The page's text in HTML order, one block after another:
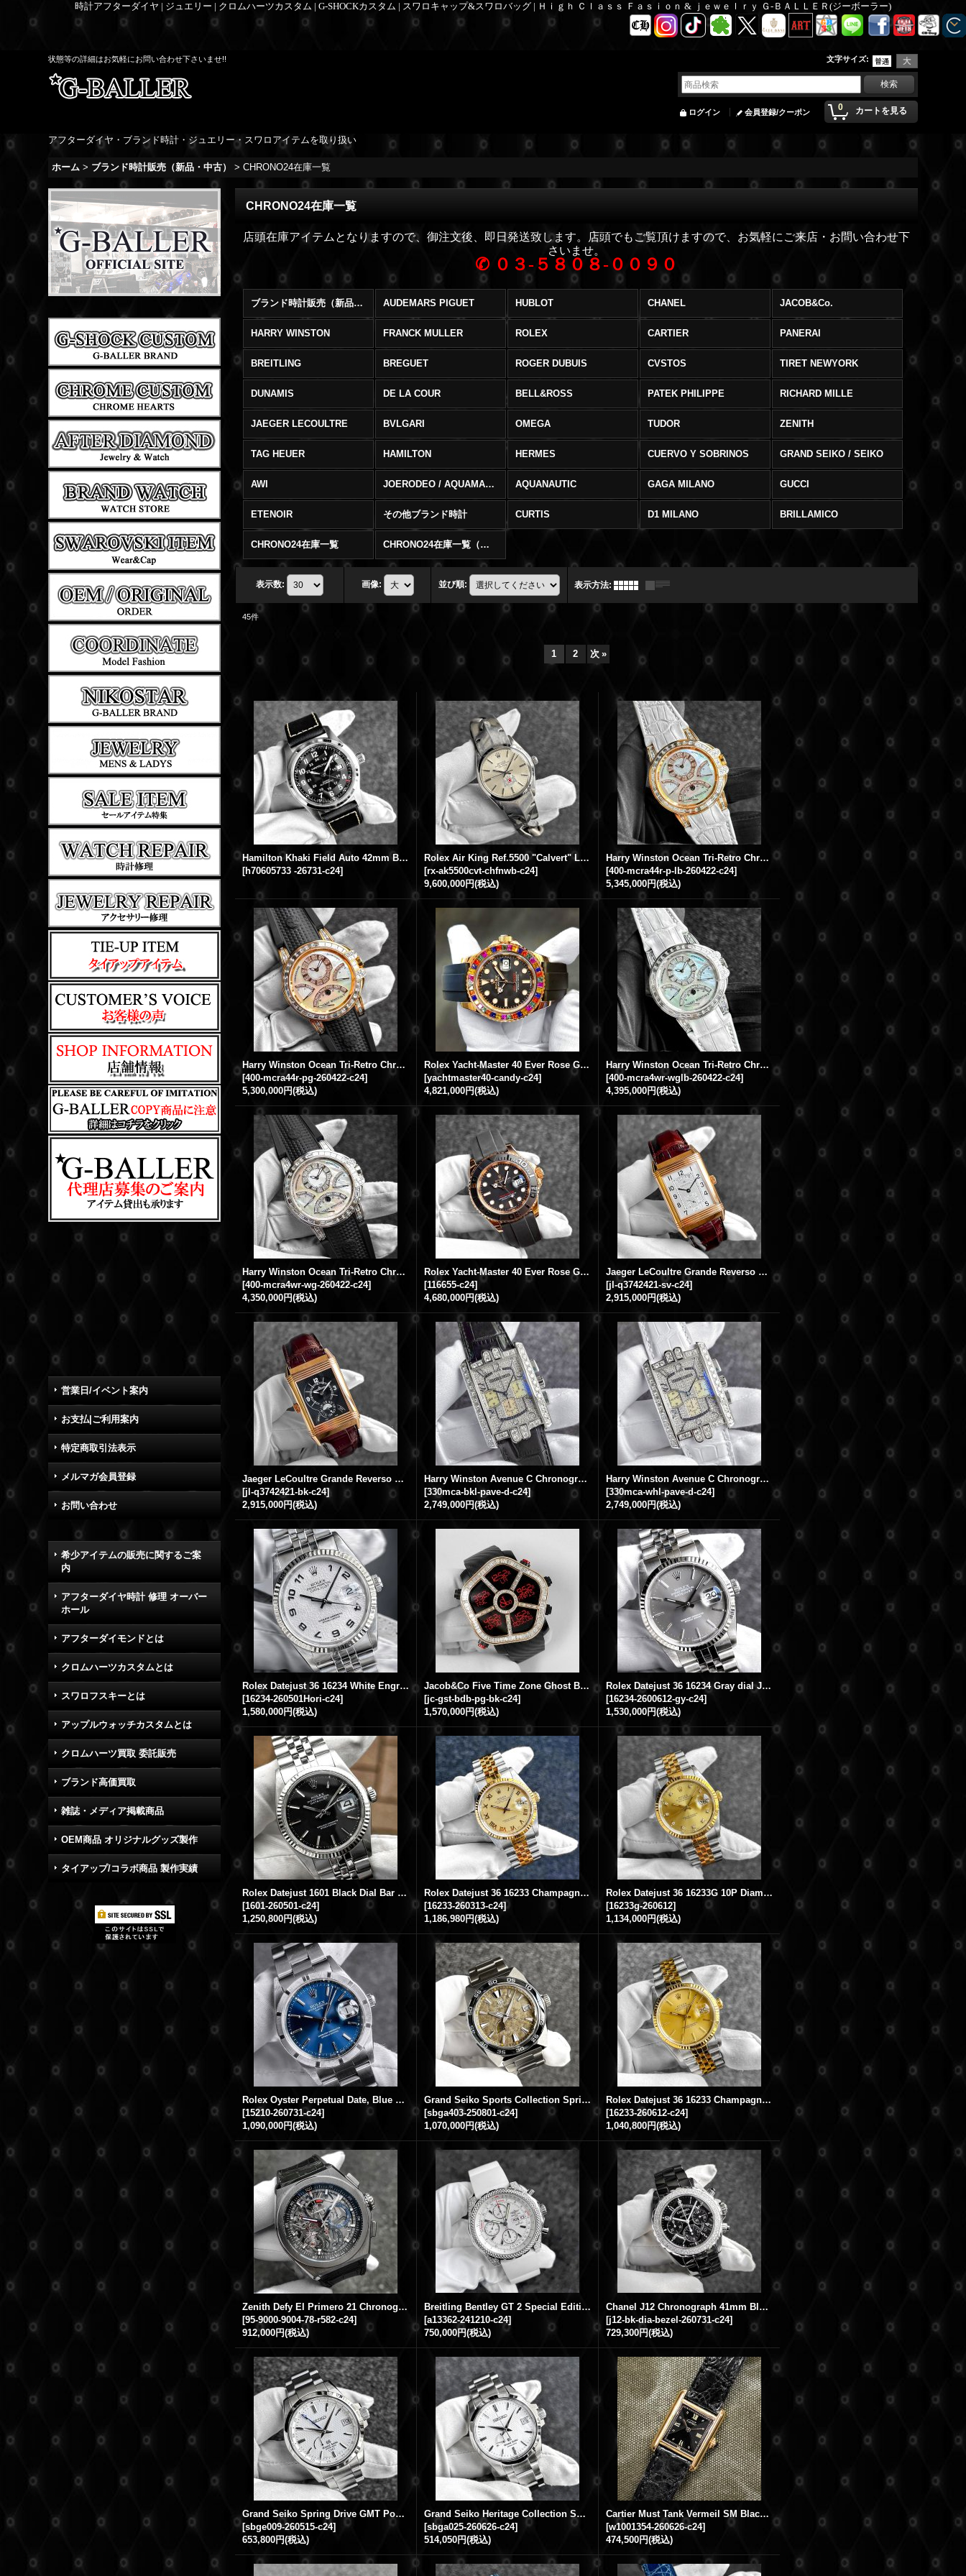
時計アフターダイヤ | ジュエリー | クロムハーツカスタム | G-SHOCKカスタム | スワロキャップ&スワロバッグ | Ｈｉｇｈ Ｃｌａｓｓ Ｆａｓｉｏｎ & ｊｅｗｅｌｒｙ Ｇ-ＢＡＬＬＥＲ(ジーボーラー)
状態等の詳細はお気軽にお問い合わせ下さいませ!! 文字サイズ:
0 カートを見る
ログイン 会員登録/クーポン
アフターダイヤ・ブランド時計・ジュエリー・スワロアイテムを取り扱い
ホーム > ブランド時計販売（新品・中古） > CHRONO24在庫一覧
営業日/イベント案内
お支払|ご利用案内
特定商取引法表示
メルマガ会員登録
お問い合わせ
希少アイテムの販売に関するご案
内
アフターダイヤ時計 修理 オーバー
ホール
アフターダイモンドとは
クロムハーツカスタムとは
スワロフスキーとは
アップルウォッチカスタムとは
クロムハーツ買取 委託販売
ブランド高価買取
雑誌・メディア掲載商品
OEM商品 オリジナルグッズ製作
タイアップ/コラボ商品 製作実績
CHRONO24在庫一覧
店頭在庫アイテムとなりますので、御注文後、即日発送致します。店頭でもご覧頂けますので、お気軽にご来店・お問い合わせ下
さいませ。
✆ ０３-５８０８-００９０
ブランド時計販売（新品・中古） (全商品) AUDEMARS PIGUET HUBLOT CHANEL JACOB&Co.
HARRY WINSTON FRANCK MULLER ROLEX CARTIER PANERAI
BREITLING BREGUET ROGER DUBUIS CVSTOS TIRET NEWYORK
DUNAMIS DE LA COUR BELL&ROSS PATEK PHILIPPE RICHARD MILLE
JAEGER LECOULTRE BVLGARI OMEGA TUDOR ZENITH
TAG HEUER HAMILTON HERMES CUERVO Y SOBRINOS GRAND SEIKO / SEIKO
AWI JOERODEO / AQUAMASTER AQUANAUTIC GAGA MILANO GUCCI
ETENOIR その他ブランド時計 CURTIS D1 MILANO BRILLAMICO
CHRONO24在庫一覧 CHRONO24在庫一覧（在庫切）
表示数: 画像: 並び順: 表示方法:
45件
1 2 次 »
Hamilton Khaki Field Auto 42mm Black Dial Leather Strap H70605733 (H706050)
[h70605733 -26731-c24]
Rolex Air King Ref.5500 "Calvert" Logo Dial Vintage x Chrome Hearts Flare Knee Watch Bracelets
[rx-ak5500cvt-chfnwb-c24]
9,600,000円(税込)
Harry Winston Ocean Tri-Retro Chronograph 18K Pink Gold Baguette Diamond Full Diamond White Leather Strap
[400-mcra44r-p-lb-260422-c24]
5,345,000円(税込)
Harry Winston Ocean Tri-Retro Chronograph 18K Pink Gold Baguette Diamond Full Diamond Rubber Strap
[400-mcra44r-pg-260422-c24]
5,300,000円(税込)
Rolex Yacht-Master 40 Ever Rose Gold 40mm Candy Rainbow Bezel Oysterflex Rubber Strap
[yachtmaster40-candy-c24]
4,821,000円(税込)
Harry Winston Ocean Tri-Retro Chronograph 18K White Gold Baguette Diamond Full Diamond White Leather Strap
[400-mcra4wr-wglb-260422-c24]
4,395,000円(税込)
Harry Winston Ocean Tri-Retro Chronograph 18K White Gold Baguette Diamond Full Diamond Rubber Strap
[400-mcra4wr-wg-260422-c24]
4,350,000円(税込)
Rolex Yacht-Master 40 Ever Rose Gold 40mm 116655 Oysterflex Rubber Strap
[116655-c24]
4,680,000円(税込)
Jaeger LeCoultre Grande Reverso Duo Night Day 18k PG Q3742421 Silver / Black Dial
[jl-q3742421-sv-c24]
2,915,000円(税込)
Jaeger LeCoultre Grande Reverso Duo Night Day 18k PG Q3742421 Silver / Black Dial
[jl-q3742421-bk-c24]
2,915,000円(税込)
Harry Winston Avenue C Chronograph 18K White Gold Pave Diamond Black Leather Strap
[330mca-bkl-pave-d-c24]
2,749,000円(税込)
Harry Winston Avenue C Chronograph 18K White Gold Pave Diamond White Leather Strap
[330mca-whl-pave-d-c24]
2,749,000円(税込)
Rolex Datejust 36 16234 White Engraved Computer Jubilee Bracelet 18KWG / SS
[16234-260501Hori-c24]
1,580,000円(税込)
Jacob&Co Five Time Zone Ghost Baguette Diamond bezel JC-GST-CBN Black Rubber
[jc-gst-bdb-pg-bk-c24]
1,570,000円(税込)
Rolex Datejust 36 16234 Gray dial Jubilee Bracelet 18KWG / SS
[16234-2600612-gy-c24]
1,530,000円(税込)
Rolex Datejust 1601 Black Dial Bar Index Jubilee Bracelet
[1601-260501-c24]
1,250,800円(税込)
Rolex Datejust 36 16233 Champagne Roman Index Jubilee Bracelet
[16233-260313-c24]
1,186,980円(税込)
Rolex Datejust 36 16233G 10P Diamond Index Champagne Dial Jubilee Bracelet
[16233g-260612]
1,134,000円(税込)
Rolex Oyster Perpetual Date, Blue Dial Ref.15210 34mm Neo-Vintage A Series 1999s Engine-turned bezel
[15210-260731-c24]
1,090,000円(税込)
Grand Seiko Sports Collection Spring Drive 20th Anniversary Yellow Brown Dial SBGA403 Limited to 500 pieces worldwide
[sbga403-250801-c24]
1,070,000円(税込)
Rolex Datejust 36 16233 Champagne Index Jubilee Bracelet
[16233-260612-c24]
1,040,800円(税込)
Zenith Defy El Primero 21 Chronograph Titanium Black 95.9000.9004/78.R582
[95-9000-9004-78-r582-c24]
912,000円(税込)
Breitling Bentley GT 2 Special Edition Chronograph 45mm Diamond White Rubber Strap
[a13362-241210-c24]
750,000円(税込)
Chanel J12 Chronograph 41mm Black Ceramic Diamond Bezel Mens Watch
[j12-bk-dia-bezel-260731-c24]
729,300円(税込)
Grand Seiko Spring Drive GMT Power Reserve Date White Dial SBGE009 9R66-0AE0
[sbge009-260515-c24]
653,800円(税込)
Grand Seiko Heritage Collection Spring Drive Power Reserve Date SBGA025 White Dial
[sbga025-260626-c24]
514,050円(税込)
Cartier Must Tank Vermeil SM Black 4-point Roman W1001354 5057001
[w1001354-260626-c24]
474,500円(税込)